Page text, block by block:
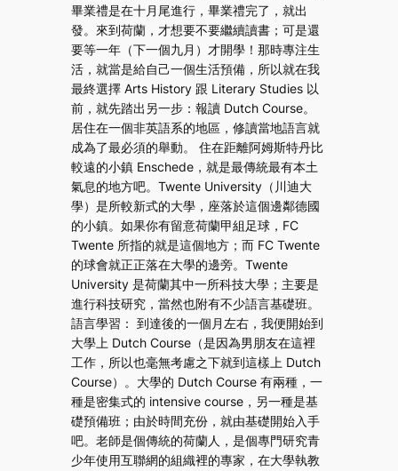
畢業禮是在十月尾進行，畢業禮完了，就出
發。來到荷蘭，才想要不要繼續讀書；可是還
要等一年（下一個九月）才開學！那時專注生
活，就當是給自己一個生活預備，所以就在我
最終選擇 Arts History 跟 Literary Studies 以
前，就先踏出另一步：報讀 Dutch Course。
居住在一個非英語系的地區，修讀當地語言就
成為了最必須的舉動。 住在距離阿姆斯特丹比
較遠的小鎮 Enschede，就是最傳統最有本土
氣息的地方吧。Twente University（川迪大
學）是所較新式的大學，座落於這個邊鄰德國
的小鎮。如果你有留意荷蘭甲組足球，FC
Twente 所指的就是這個地方；而 FC Twente
的球會就正正落在大學的邊旁。Twente
University 是荷蘭其中一所科技大學；主要是
進行科技研究，當然也附有不少語言基礎班。
語言學習： 到達後的一個月左右，我便開始到
大學上 Dutch Course（是因為男朋友在這裡
工作，所以也毫無考慮之下就到這樣上 Dutch
Course）。大學的 Dutch Course 有兩種，一
種是密集式的 intensive course，另一種是基
礎預備班；由於時間充份，就由基礎開始入手
吧。老師是個傳統的荷蘭人，是個專門研究青
少年使用互聯網的組織裡的專家，在大學執教